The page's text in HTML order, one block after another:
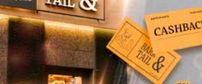
Забыли пароль?